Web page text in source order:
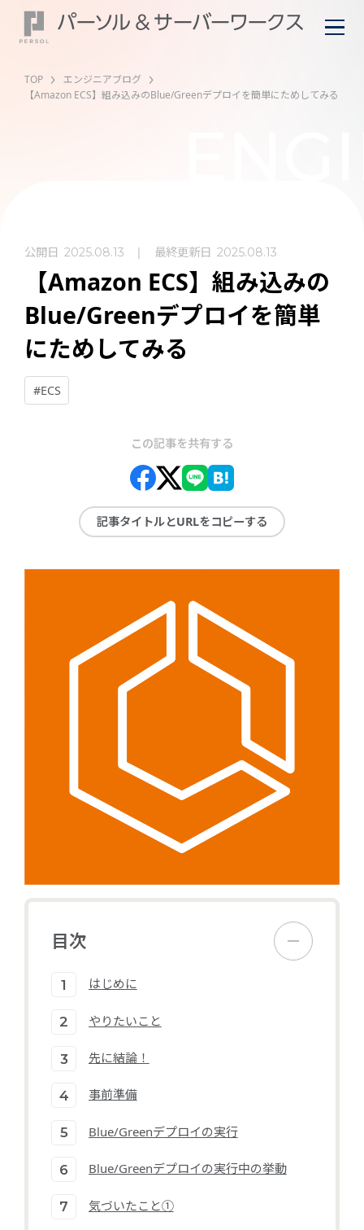
TOP
エンジニアブログ
【Amazon ECS】組み込みのBlue/Greenデプロイを簡単にためしてみる
公開日 2025.08.13 最終更新日 2025.08.13
【Amazon ECS】組み込みの
Blue/Greenデプロイを簡単
にためしてみる
#ECS
この記事を共有する
記事タイトルとURLをコピーする
目次
はじめに
やりたいこと
先に結論！
事前準備
Blue/Greenデプロイの実行
Blue/Greenデプロイの実行中の挙動
気づいたこと①